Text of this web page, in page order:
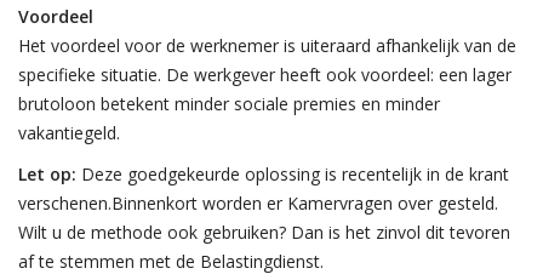
Voordeel
Het voordeel voor de werknemer is uiteraard afhankelijk van de
specifieke situatie. De werkgever heeft ook voordeel: een lager
brutoloon betekent minder sociale premies en minder
vakantiegeld.
Let op: Deze goedgekeurde oplossing is recentelijk in de krant
verschenen.Binnenkort worden er Kamervragen over gesteld.
Wilt u de methode ook gebruiken? Dan is het zinvol dit tevoren
af te stemmen met de Belastingdienst.